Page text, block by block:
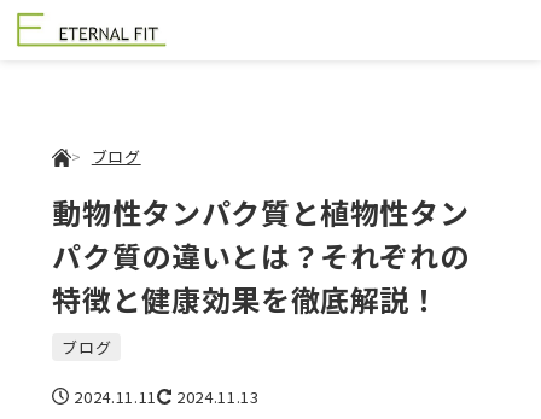
ブログ
動物性タンパク質と植物性タン
パク質の違いとは？それぞれの
特徴と健康効果を徹底解説！
ブログ
2024.11.11 2024.11.13